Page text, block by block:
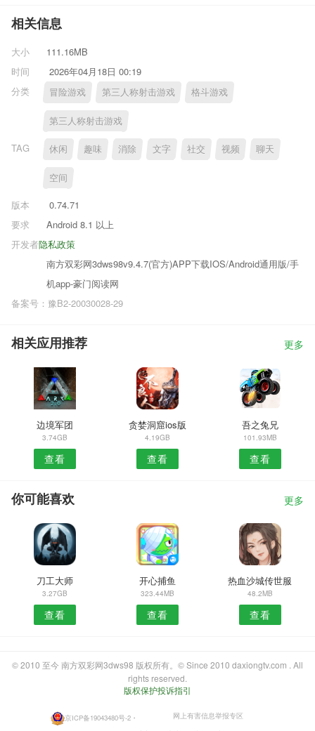
相关信息
大小
111.16MB
时间
2026年04月18日 00:19
分类
冒险游戏 第三人称射击游戏 格斗游戏
第三人称射击游戏
TAG 休闲 趣味 消除 文字 社交 视频 聊天
空间
版本
0.74.71
要求
Android 8.1 以上
隐私政策
开发者
南方双彩网3dws98v9.4.7(官方)APP下载IOS/Android通用版/手
机app-豪门阅读网
备案号：豫B2-20030028-29
相关应用推荐 更多
边境军团
3.74GB
查看
贪婪洞窟ios版
4.19GB
查看
吾之兔兄
101.93MB
查看
你可能喜欢 更多
刀工大师
3.27GB
查看
开心捕鱼
323.44MB
查看
热血沙城传世服
48.2MB
查看
© 2010 至今 南方双彩网3dws98 版权所有。© Since 2010 daxiongtv.com . All
rights reserved.
版权保护投诉指引
京ICP备19043480号-2 ・
网上有害信息举报专区